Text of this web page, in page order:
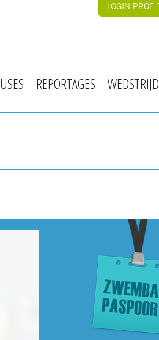
LOGIN PROF
REPORTAGES WEDSTRIJD